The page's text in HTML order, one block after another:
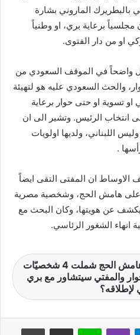
بالبطريرك الماروني بشارة
مجلسياً برعاية بري، او وطنياً
او من دار الفتوى.
واضحاً في الموقف السعودي من
والحث السعودي عليه هو لتهيئة
او تسوية او حتى حوار برعاية
انتخاب الرئيس. وتشير الى ان
اللبناني، ولديها اولويات
.
الاوساط ان المفتى التقى ايضاً
هامش الحج، وشخصية مصرية
عن هويتها، وكان البحث مع
انهاء الشغور الرئاسي.
لقاءات هامة لدريان على هامش الحج شملت 4 شخصيّات
والمفتي سيتشاور مع بري
لإطلاقه؟
لاين